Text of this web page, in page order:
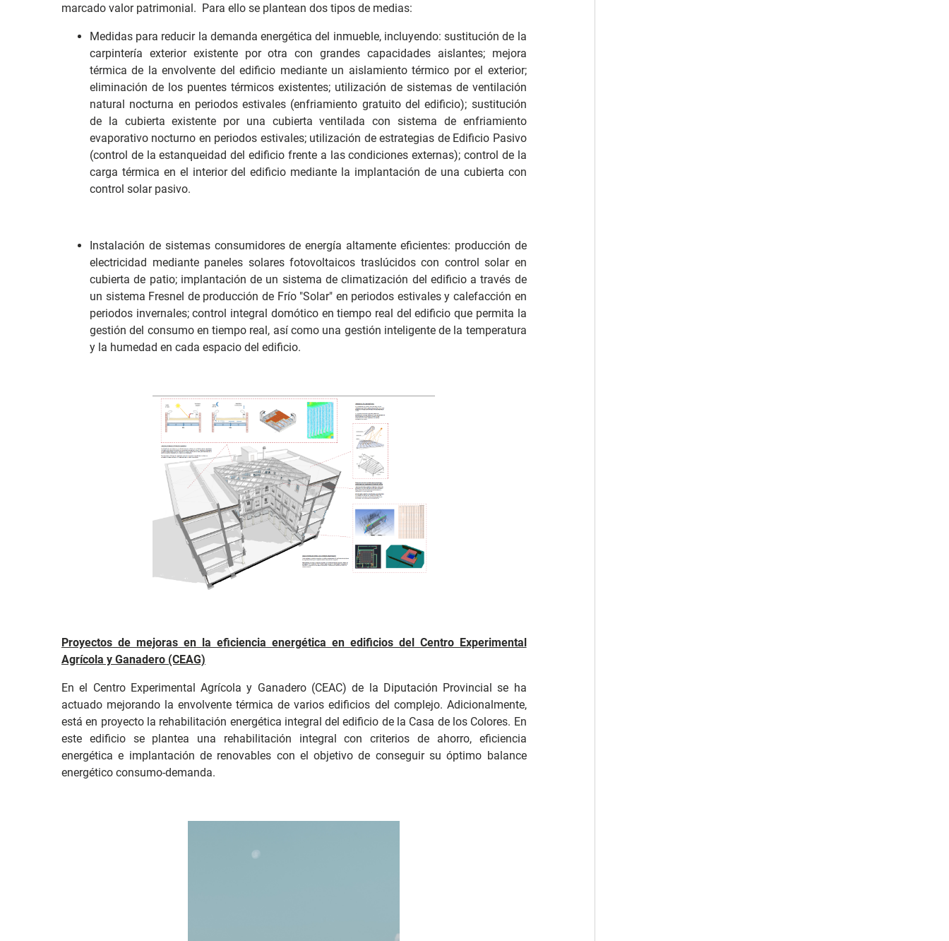
marcado valor patrimonial. Para ello se plantean dos tipos de medias:
Medidas para reducir la demanda energética del inmueble, incluyendo: sustitución de la
carpintería exterior existente por otra con grandes capacidades aislantes; mejora
térmica de la envolvente del edificio mediante un aislamiento térmico por el exterior;
eliminación de los puentes térmicos existentes; utilización de sistemas de ventilación
natural nocturna en periodos estivales (enfriamiento gratuito del edificio); sustitución
de la cubierta existente por una cubierta ventilada con sistema de enfriamiento
evaporativo nocturno en periodos estivales; utilización de estrategias de Edificio Pasivo
(control de la estanqueidad del edificio frente a las condiciones externas); control de la
carga térmica en el interior del edificio mediante la implantación de una cubierta con
control solar pasivo.
Instalación de sistemas consumidores de energía altamente eficientes: producción de
electricidad mediante paneles solares fotovoltaicos traslúcidos con control solar en
cubierta de patio; implantación de un sistema de climatización del edificio a través de
un sistema Fresnel de producción de Frío "Solar" en periodos estivales y calefacción en
periodos invernales; control integral domótico en tiempo real del edificio que permita la
gestión del consumo en tiempo real, así como una gestión inteligente de la temperatura
y la humedad en cada espacio del edificio.
Proyectos de mejoras en la eficiencia energética en edificios del Centro Experimental
Agrícola y Ganadero (CEAG)
En el Centro Experimental Agrícola y Ganadero (CEAC) de la Diputación Provincial se ha
actuado mejorando la envolvente térmica de varios edificios del complejo. Adicionalmente,
está en proyecto la rehabilitación energética integral del edificio de la Casa de los Colores. En
este edificio se plantea una rehabilitación integral con criterios de ahorro, eficiencia
energética e implantación de renovables con el objetivo de conseguir su óptimo balance
energético consumo-demanda.